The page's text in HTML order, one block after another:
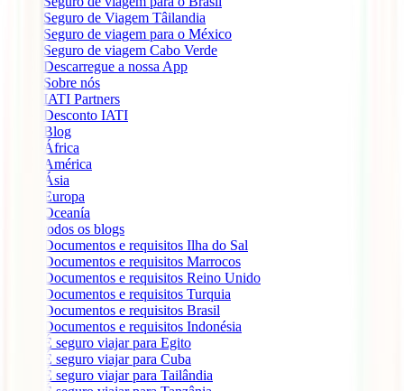
Seguro de Viagem Tâilandia
Seguro de viagem para o México
Seguro de viagem Cabo Verde
Descarregue a nossa App
Sobre nós
IATI Partners
Desconto IATI
Blog
África
América
Ásia
Europa
Oceanía
todos os blogs
Documentos e requisitos Ilha do Sal
Documentos e requisitos Marrocos
Documentos e requisitos Reino Unido
Documentos e requisitos Turquia
Documentos e requisitos Brasil
Documentos e requisitos Indonésia
É seguro viajar para Egito
É seguro viajar para Cuba
É seguro viajar para Tailândia